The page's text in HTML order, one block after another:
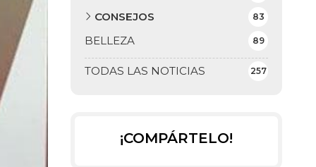
TODAS LAS NOTICIAS 257
CONSEJOS 83
BELLEZA 89
¡COMPÁRTELO!